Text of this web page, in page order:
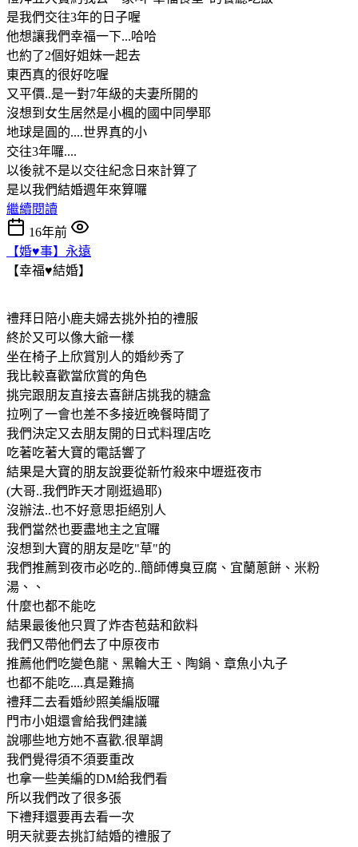
是我們交往3年的日子喔
他想讓我們幸福一下...哈哈
也約了2個好姐妹一起去
東西真的很好吃喔
又平價..是一對7年級的夫妻所開的
沒想到女生居然是小楓的國中同學耶
地球是圓的....世界真的小
交往3年囉....
以後就不是以交往紀念日來計算了
是以我們結婚週年來算囉
繼續閱讀
16年前
【婚♥事】永遠
【幸福♥結婚】
禮拜日陪小鹿夫婦去挑外拍的禮服
終於又可以像大爺一樣
坐在椅子上欣賞別人的婚紗秀了
我比較喜歡當欣賞的角色
挑完跟朋友直接去喜餅店挑我的糖盒
拉咧了一會也差不多接近晚餐時間了
我們決定又去朋友開的日式料理店吃
吃著吃著大寶的電話響了
結果是大寶的朋友說要從新竹殺來中壢逛夜市
(大哥..我們昨天才剛逛過耶)
沒辦法..也不好意思拒絕別人
我們當然也要盡地主之宜囉
沒想到大寶的朋友是吃"草"的
我們推薦到夜市必吃的..簡師傅臭豆腐、宜蘭蔥餅、米粉
湯、、
什麼也都不能吃
結果最後他只買了炸杏苞菇和飲料
我們又帶他們去了中原夜市
推薦他們吃變色龍、黑輪大王、陶鍋、章魚小丸子
也都不能吃....真是難搞
禮拜二去看婚紗照美編版囉
門市小姐還會給我們建議
說哪些地方她不喜歡.很單調
我們覺得須不須要重改
也拿一些美編的DM給我們看
所以我們改了很多張
下禮拜還要再去看一次
明天就要去挑訂結婚的禮服了